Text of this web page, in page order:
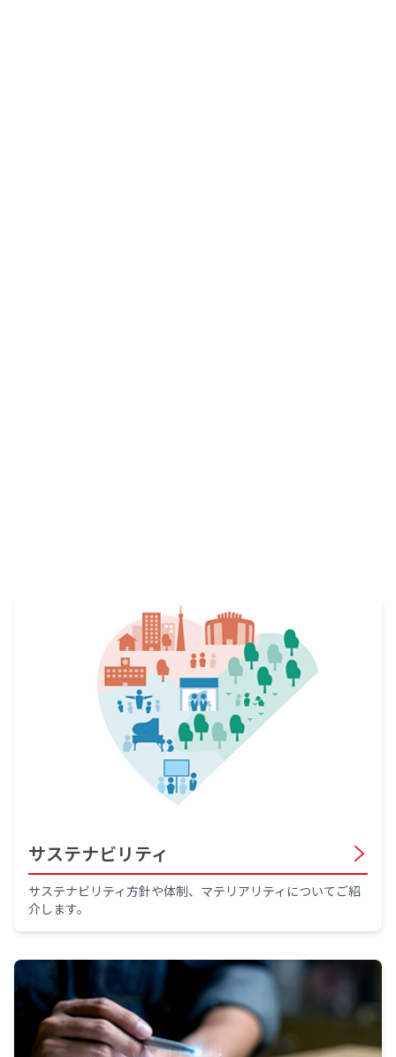
サステナビリティ
サステナビリティ方針や体制、マテリアリティについてご紹
介します。